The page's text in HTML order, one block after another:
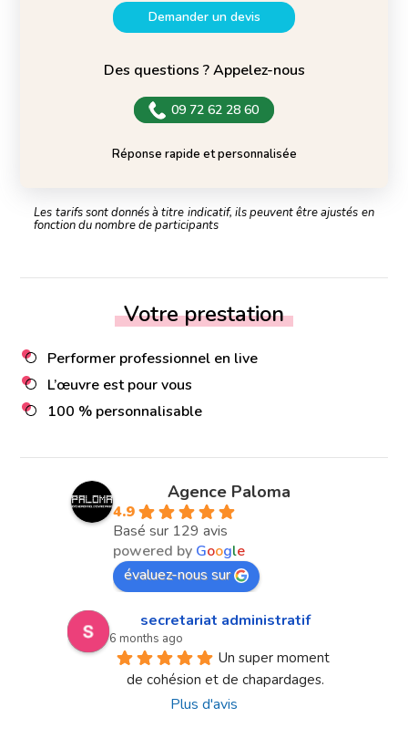
Demander un devis
Des questions ? Appelez-nous
09 72 62 28 60
Réponse rapide et personnalisée
Les tarifs sont donnés à titre indicatif, ils peuvent être ajustés en
fonction du nombre de participants
Votre prestation
Performer professionnel en live
L’œuvre est pour vous
100 % personnalisable
Agence Paloma
4.9
Basé sur 129 avis
powered by Google
évaluez-nous sur
secretariat administratif
6 months ago
Un super moment
de cohésion et de chapardages.
Plus d'avis